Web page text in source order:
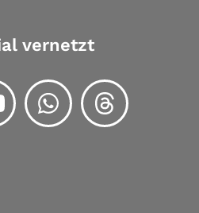
vernetzt